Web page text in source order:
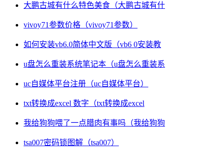
大鹏古城有什么特色美食（大鹏古城有什
vivoy71参数价格（vivoy71参数）
如何安装vb6.0简体中文版（vb6 0安装教
u盘怎么重装系统笔记本（u盘怎么重装系
uc自媒体平台注册（uc自媒体平台）
txt转换成excel 数字（txt转换成excel
我给狗狗喂了一点腊肉有事吗（我给狗狗
tsa007密码锁图解（tsa007）